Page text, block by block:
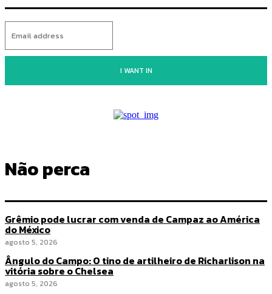
I WANT IN
Não perca
Grêmio pode lucrar com venda de Campaz ao América
do México
agosto 5, 2026
Ângulo do Campo: O tino de artilheiro de Richarlison na
vitória sobre o Chelsea
agosto 5, 2026